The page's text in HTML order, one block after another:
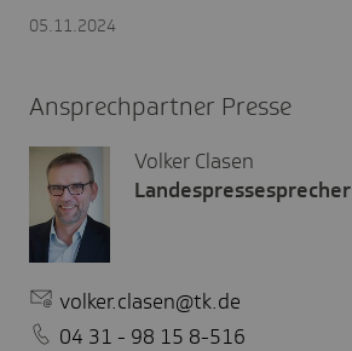
05.11.2024
Ansprechpartner Presse
Volker Clasen
Landespressesprecher
volker.clasen@tk.de
04 31 - 98 15 8-516